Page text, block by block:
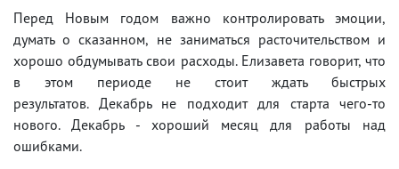
Перед Новым годом важно контролировать эмоции,
думать о сказанном, не заниматься расточительством и
хорошо обдумывать свои расходы. Елизавета говорит, что
в этом периоде не стоит ждать быстрых
результатов. Декабрь не подходит для старта чего-то
нового. Декабрь - хороший месяц для работы над
ошибками.